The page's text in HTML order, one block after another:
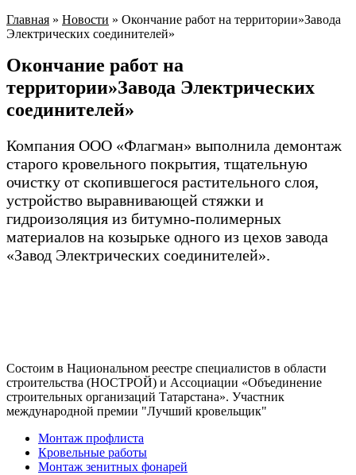
Главная » Новости » Окончание работ на территории»Завода
Электрических соединителей»
Окончание работ на
территории»Завода Электрических
соединителей»
Компания ООО «Флагман» выполнила демонтаж
старого кровельного покрытия, тщательную
очистку от скопившегося растительного слоя,
устройство выравнивающей стяжки и
гидроизоляция из битумно-полимерных
материалов на козырьке одного из цехов завода
«Завод Электрических соединителей».
Состоим в Национальном реестре специалистов в области
строительства (НОСТРОЙ) и Ассоциации «Объединение
строительных организаций Татарстана». Участник
международной премии "Лучший кровельщик"
Монтаж профлиста
Кровельные работы
Монтаж зенитных фонарей